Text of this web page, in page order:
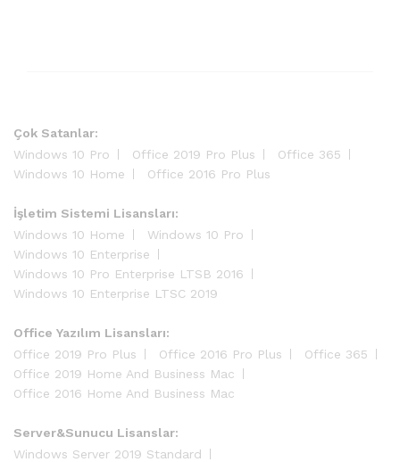
Çok Satanlar:
Windows 10 Pro
Office 2019 Pro Plus
Office 365
Windows 10 Home
Office 2016 Pro Plus
İşletim Sistemi Lisansları:
Windows 10 Home
Windows 10 Pro
Windows 10 Enterprise
Windows 10 Pro Enterprise LTSB 2016
Windows 10 Enterprise LTSC 2019
Office Yazılım Lisansları:
Office 2019 Pro Plus
Office 2016 Pro Plus
Office 365
Office 2019 Home And Business Mac
Office 2016 Home And Business Mac
Server&Sunucu Lisanslar:
Windows Server 2019 Standard